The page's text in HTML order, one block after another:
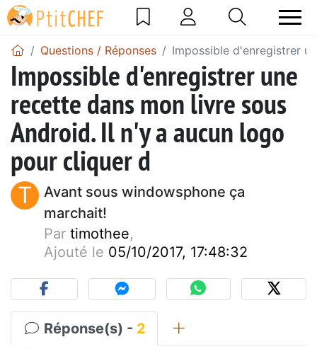
Questions / Réponses Impossible d'enregistrer
Impossible d'enregistrer une
recette dans mon livre sous
Android. Il n'y a aucun logo
pour cliquer d
T
Avant sous windowsphone ça
marchait!
Par timothee,
Ajouté le 05/10/2017, 17:48:32
Réponse(s) - 2